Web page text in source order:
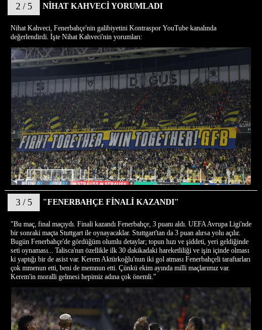
2 / 5 NİHAT KAHVECİ YORUMLADI
Nihat Kahveci, Fenerbahçe'nin galibiyetini Kontraspor YouTube kanalında
değerlendirdi. İşte Nihat Kahveci'nin yorumları:
3 / 5 "FENERBAHÇE FİNALİ KAZANDI"
"Bu maç, final maçıydı. Finali kazandı Fenerbahçe, 3 puanı aldı. UEFA Avrupa Ligi'nde
bir sonraki maçta Stuttgart ile oynayacaklar. Stuttgart'tan da 3 puan alırsa yolu açılır.
Bugün Fenerbahçe'de gördüğüm olumlu detaylar; topun hızı ve şiddeti, yeri geldiğinde
seti oynaması... Talisca'nın özellikle ilk 30 dakikadaki hareketliliği ve işin içinde olması
ki yaptığı bir de asist var. Kerem Aktürkoğlu'nun iki gol atması Fenerbahçeli taraftarları
çok mmenun etti, beni de memnun etti. Çünkü ekim ayında milli maçlarımız var.
Kerem'in moralli gelmesi hepimiz adına çok önemli."